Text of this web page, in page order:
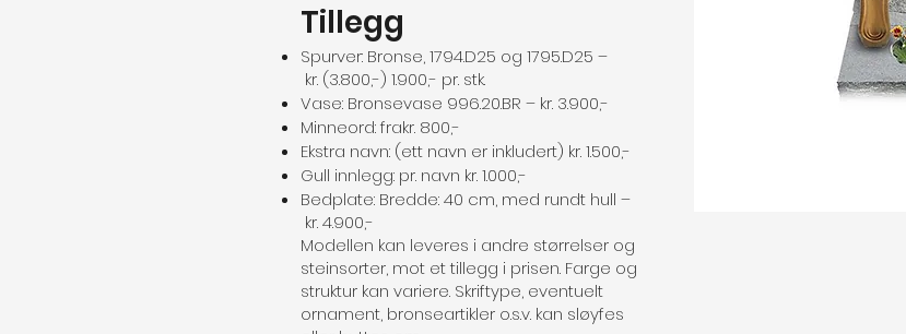
Tillegg
Spurver: Bronse, 1794.D25 og 1795.D25 –
kr. (3.800,-) 1.900,- pr. stk.
Vase: Bronsevase 996.20.BR – kr. 3.900,-
Minneord: frakr. 800,-
Ekstra navn: (ett navn er inkludert) kr. 1.500,-
Gull innlegg: pr. navn kr. 1.000,-
Bedplate: Bredde: 40 cm, med rundt hull –
kr. 4.900,-
Modellen kan leveres i andre størrelser og
steinsorter, mot et tillegg i prisen. Farge og
struktur kan variere. Skriftype, eventuelt
ornament, bronseartikler o.s.v. kan sløyfes